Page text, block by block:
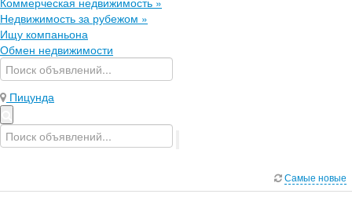
Недвижимость за рубежом »
Ищу компаньона
Обмен недвижимости
Пицунда
Самые новые